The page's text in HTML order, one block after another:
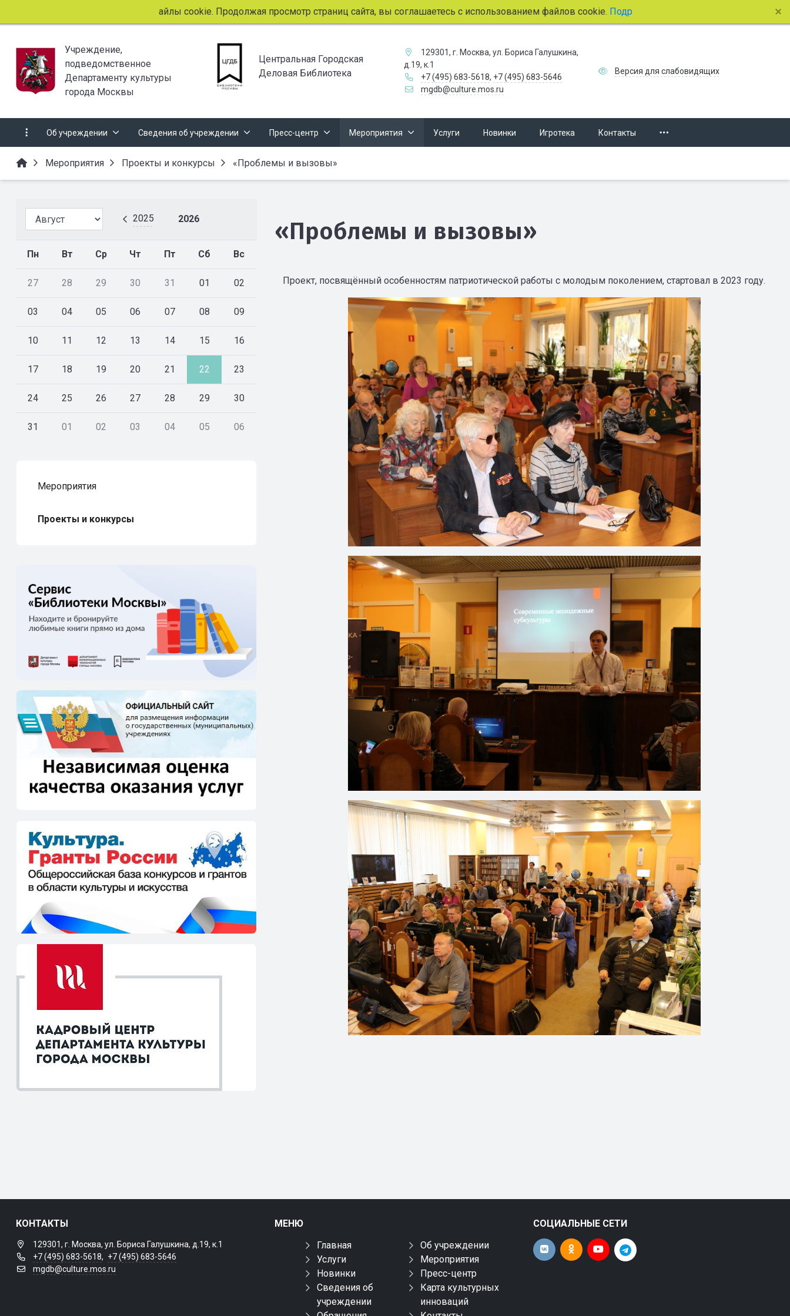
Этот сайт использует файлы cookie. Продолжая просмотр страниц сайта, вы соглашаетесь с использованием файлов cookie.Подробнее.
Учреждение,
подведомственное
Департаменту культуры
города Москвы
Центральная Городская
Деловая Библиотека
129301, г. Москва, ул. Бориса Галушкина,
д.19, к.1
+7 (495) 683-5618, +7 (495) 683-5646
mgdb@culture.mos.ru
Версия для слабовидящих
Об учреждении Сведения об учреждении Пресс-центр Мероприятия Услуги Новинки Игротека Контакты
Мероприятия Проекты и конкурсы «Проблемы и вызовы»
2025 2026
Пн Вт Ср Чт Пт Сб Вс
27 28 29 30 31 01 02
03 04 05 06 07 08 09
10 11 12 13 14 15 16
17 18 19 20 21 22 23
24 25 26 27 28 29 30
31 01 02 03 04 05 06
Мероприятия
Проекты и конкурсы
«Проблемы и вызовы»
Проект, посвящённый особенностям патриотической работы с молодым поколением, стартовал в 2023 году.
КОНТАКТЫ
129301, г. Москва, ул. Бориса Галушкина, д.19, к.1
+7 (495) 683-5618, +7 (495) 683-5646
mgdb@culture.mos.ru
МЕНЮ
Главная
Об учреждении
Услуги
Мероприятия
Новинки
Пресс-центр
Сведения об
учреждении
Карта культурных
инноваций
СОЦИАЛЬНЫЕ СЕТИ